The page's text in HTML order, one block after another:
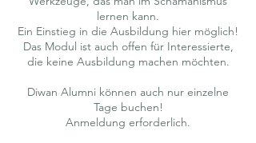
lernen kann.
Ein Einstieg in die Ausbildung hier möglich!
Das Modul ist auch offen für Interessierte,
die keine Ausbildung machen möchten.
Diwan Alumni können auch nur einzelne
Tage buchen!
Anmeldung erforderlich.